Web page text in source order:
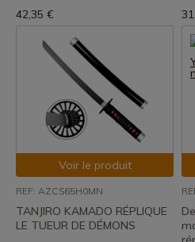
42,35 €
Voir le produit
REF: AZCS65H0MN
TANJIRO KAMADO RÉPLIQUE
LE TUEUR DE DÉMONS